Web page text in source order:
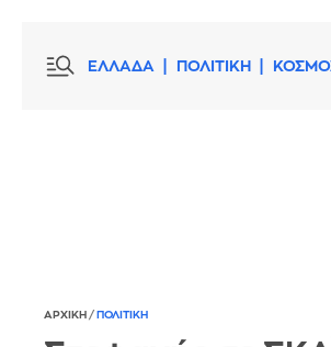
ΕΛΛΑΔΑ ΠΟΛΙΤΙΚΗ
ΑΡΧΙΚΗ / ΠΟΛΙΤΙΚΗ